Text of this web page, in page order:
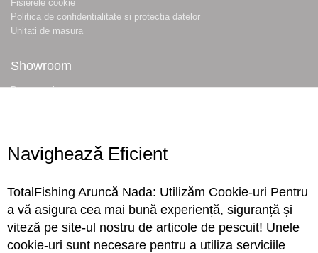
Fisierele cookie
Politica de confidentialitate si protectia datelor
Unitati de masura
Showroom
Despre noi
Conecteaza-te
Sa ne cunoastem mai bine. Vino alaturi de noi pe reteaua ta preferata. Te
asteptam cu stiri, surprize, concursuri, premii ...
Navighează Eficient
TotalFishing Aruncă Nada: Utilizăm Cookie-uri Pentru
a vă asigura cea mai bună experiență, siguranță și
viteză pe site-ul nostru de articole de pescuit! Unele
cookie-uri sunt necesare pentru a utiliza serviciile